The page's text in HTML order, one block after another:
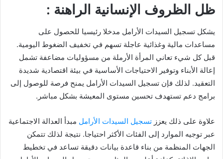
ظل الظروف الإنسانية الراهنة :
يشكل تسجيل السيدات الأرامل مدخلا رئيسيا للحصول على
مساعدات مالية وغذائية عاجلة تسهم في تخفيف الضغوط اليومية.
قبل كل شيء تعاني المرأة الأرملة من مسؤوليات مضاعفة تشمل
إعالة الأبناء وتوفير الاحتياجات الأساسية في بيئة اقتصادية شديدة
التعقيد. لذلك فإن تسجيل السيدات الأرامل يمنح فرصة للوصول إلى
برامج دعم تستهدف تحسين مستوى المعيشة بشكل مباشر.
علاوة على ذلك يعزز تسجيل السيدات الأرامل مبدأ العدالة الاجتماعية
عبر توجيه الموارد إلى الفئات الأكثر احتياجا. نتيجة لذلك تتمكن
الجهات المنظمة من بناء قاعدة بيانات دقيقة تساعد في تخطيط